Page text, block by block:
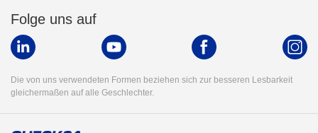
Folge uns auf
Die von uns verwendeten Formen beziehen sich zur besseren Lesbarkeit
gleichermaßen auf alle Geschlechter.